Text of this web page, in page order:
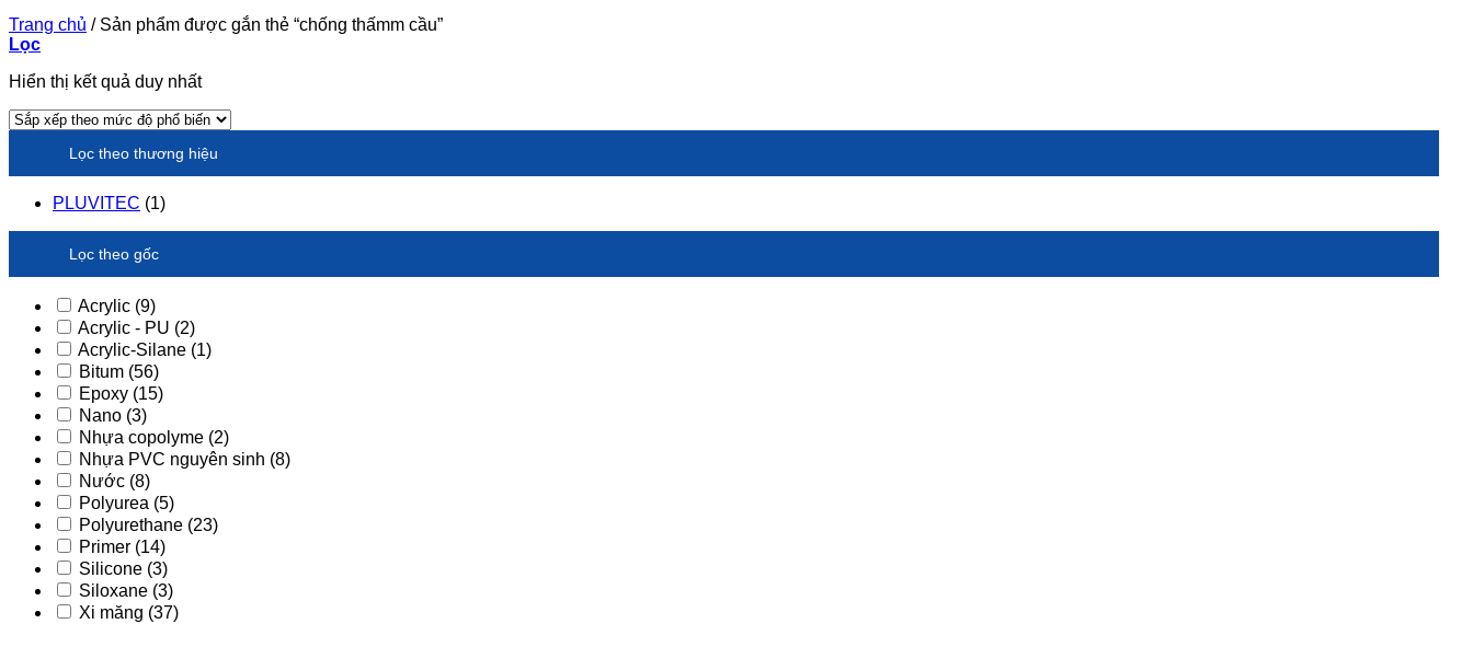
Trang chủ /Sản phẩm được gắn thẻ “chống thấmm cầu”
Lọc
Hiển thị kết quả duy nhất
Lọc theo thương hiệu
PLUVITEC (1)
Lọc theo gốc
Acrylic (9)
Acrylic - PU (2)
Acrylic-Silane (1)
Bitum (56)
Epoxy (15)
Nano (3)
Nhựa copolyme (2)
Nhựa PVC nguyên sinh (8)
Nước (8)
Polyurea (5)
Polyurethane (23)
Primer (14)
Silicone (3)
Siloxane (3)
Xi măng (37)